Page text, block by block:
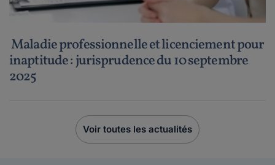
Maladie professionnelle et licenciement pour
inaptitude : jurisprudence du 10 septembre
2025
Voir toutes les actualités